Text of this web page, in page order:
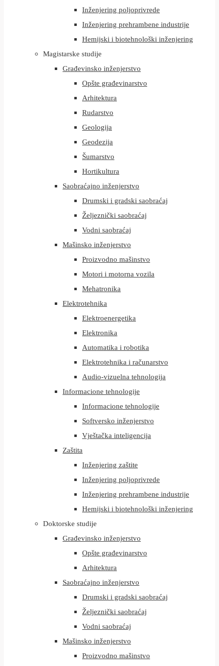
Inženjering poljoprivrede
Inženjering prehrambene industrije
Hemijski i biotehnološki inženjering
Magistarske studije
Građevinsko inženjerstvo
Opšte građevinarstvo
Arhitektura
Rudarstvo
Geologija
Geodezija
Šumarstvo
Hortikultura
Saobraćajno inženjerstvo
Drumski i gradski saobraćaj
Željeznički saobraćaj
Vodni saobraćaj
Mašinsko inženjerstvo
Proizvodno mašinstvo
Motori i motorna vozila
Mehatronika
Elektrotehnika
Elektroenergetika
Elektronika
Automatika i robotika
Elektrotehnika i računarstvo
Audio-vizuelna tehnologija
Informacione tehnologije
Informacione tehnologije
Softversko inženjerstvo
Vještačka inteligencija
Zaštita
Inženjering zaštite
Inženjering poljoprivrede
Inženjering prehrambene industrije
Hemijski i biotehnološki inženjering
Doktorske studije
Građevinsko inženjerstvo
Opšte građevinarstvo
Arhitektura
Saobraćajno inženjerstvo
Drumski i gradski saobraćaj
Željeznički saobraćaj
Vodni saobraćaj
Mašinsko inženjerstvo
Proizvodno mašinstvo